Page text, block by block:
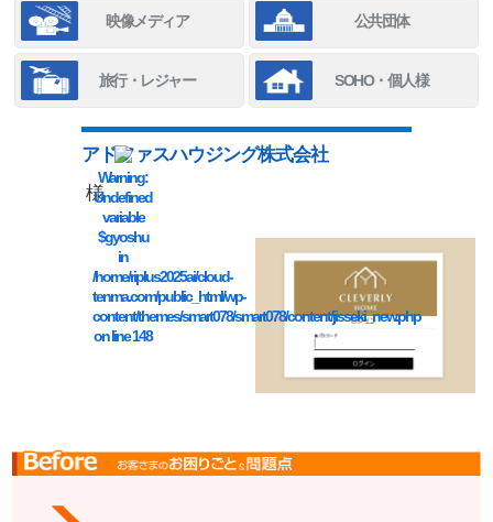
映像メディア 公共団体
旅行・レジャー SOHO・個人様
Warning:
Undefined
variable
$gyoshu
in
/home/riplus2025ai/cloud-
tenma.com/public_html/wp-
content/themes/smart078/smart078/content/jisseki_new.php
on line148
アドファスハウジング株式会社
様